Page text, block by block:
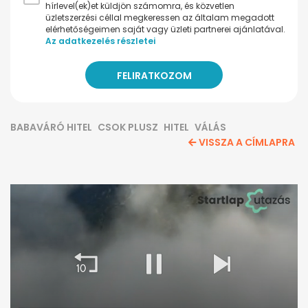
hírlevel(ek)et küldjön számomra, és közvetlen
üzletszerzési céllal megkeressen az általam megadott
elérhetőségeimen saját vagy üzleti partnerei ajánlatával.
Az adatkezelés részletei
BABAVÁRÓ HITEL CSOK PLUSZ HITEL VÁLÁS
VISSZA A CÍMLAPRA